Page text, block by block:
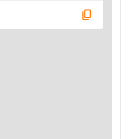
content_copy